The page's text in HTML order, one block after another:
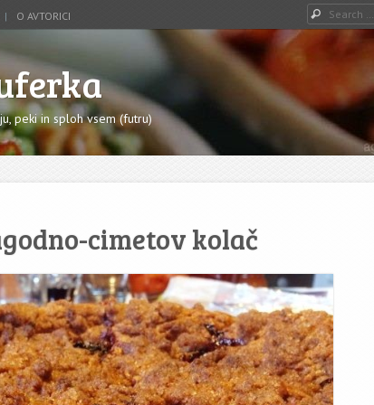
O AVTORICI Search
peki in sploh vsem (futru)
cimetov kolač